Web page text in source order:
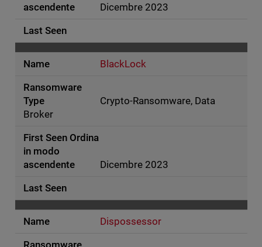
Dicembre 2023
BlackLock
Crypto-Ransomware, Data
Broker
Dicembre 2023
Dispossessor